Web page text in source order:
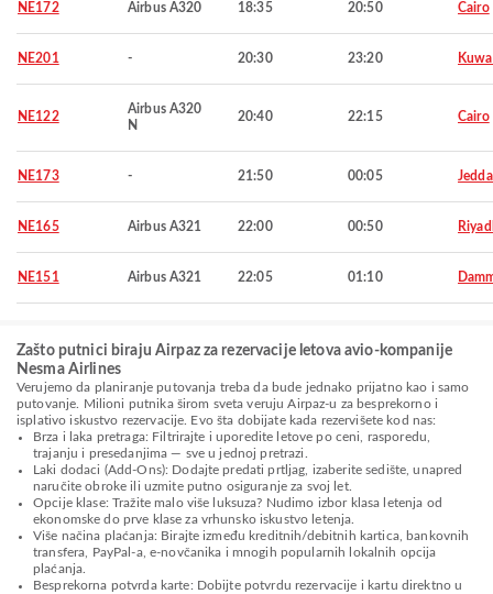
NE172 Airbus A320 18:35 20:50 Cairo
NE201 - 20:30 23:20
NE122
Airbus A320
N
20:40 22:15 Cairo
NE173 - 21:50 00:05
NE165 Airbus A321 22:00 00:50
NE151 Airbus A321 22:05 01:10
Zašto putnici biraju Airpaz za rezervacije letova avio-kompanije
Nesma Airlines
Verujemo da planiranje putovanja treba da bude jednako prijatno kao i samo
putovanje. Milioni putnika širom sveta veruju Airpaz-u za besprekorno i
isplativo iskustvo rezervacije. Evo šta dobijate kada rezervišete kod nas:
Brza i laka pretraga: Filtrirajte i uporedite letove po ceni, rasporedu,
trajanju i presedanjima — sve u jednoj pretrazi.
Laki dodaci (Add-Ons): Dodajte predati prtljag, izaberite sedište, unapred
naručite obroke ili uzmite putno osiguranje za svoj let.
Opcije klase: Tražite malo više luksuza? Nudimo izbor klasa letenja od
ekonomske do prve klase za vrhunsko iskustvo letenja.
Više načina plaćanja: Birajte između kreditnih/debitnih kartica, bankovnih
transfera, PayPal-a, e-novčanika i mnogih popularnih lokalnih opcija
plaćanja.
Besprekorna potvrda karte: Dobijte potvrdu rezervacije i kartu direktno u